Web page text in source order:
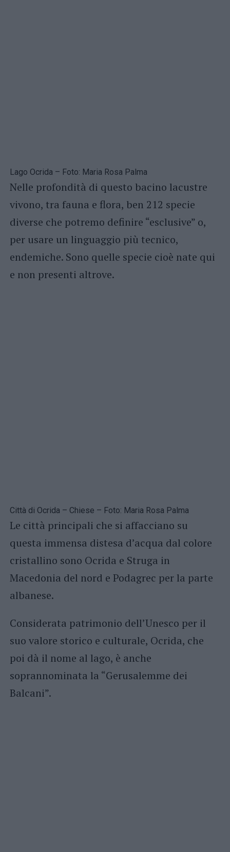
Lago Ocrida – Foto: Maria Rosa Palma
Nelle profondità di questo bacino lacustre
vivono, tra fauna e flora, ben 212 specie
diverse che potremo definire “esclusive” o,
per usare un linguaggio più tecnico,
endemiche. Sono quelle specie cioè nate qui
e non presenti altrove.
Città di Ocrida – Chiese – Foto: Maria Rosa Palma
Le città principali che si affacciano su
questa immensa distesa d’acqua dal colore
cristallino sono Ocrida e Struga in
Macedonia del nord e Podagrec per la parte
albanese.
Considerata patrimonio dell’Unesco per il
suo valore storico e culturale, Ocrida, che
poi dà il nome al lago, è anche
soprannominata la “Gerusalemme dei
Balcani”.